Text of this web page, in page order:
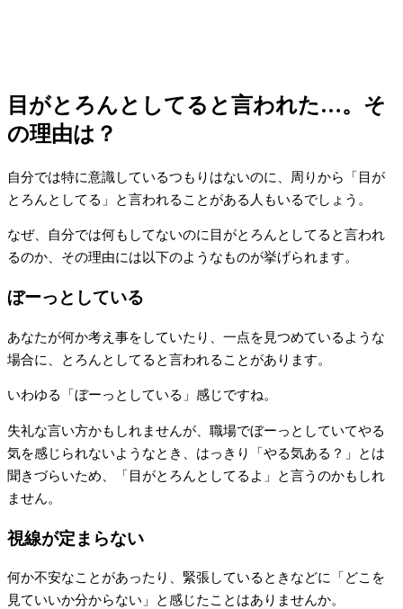
目がとろんとしてると言われた…。そ
の理由は？
自分では特に意識しているつもりはないのに、周りから「目が
とろんとしてる」と言われることがある人もいるでしょう。
なぜ、自分では何もしてないのに目がとろんとしてると言われ
るのか、その理由には以下のようなものが挙げられます。
ぼーっとしている
あなたが何か考え事をしていたり、一点を見つめているような
場合に、とろんとしてると言われることがあります。
いわゆる「ぼーっとしている」感じですね。
失礼な言い方かもしれませんが、職場でぼーっとしていてやる
気を感じられないようなとき、はっきり「やる気ある？」とは
聞きづらいため、「目がとろんとしてるよ」と言うのかもしれ
ません。
視線が定まらない
何か不安なことがあったり、緊張しているときなどに「どこを
見ていいか分からない」と感じたことはありませんか。